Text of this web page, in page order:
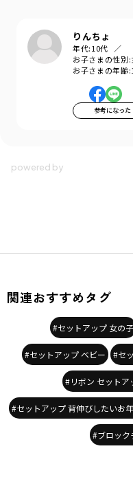
りんちょ
年代:10代
お子さまの性別:
お子さまの年齢:
参考になった
関連おすすめタグ
#セットアップ 女の子
#セットアップ ベビー #セ
#リボン セットア
#セットアップ 背伸びしたいお
#ブロック